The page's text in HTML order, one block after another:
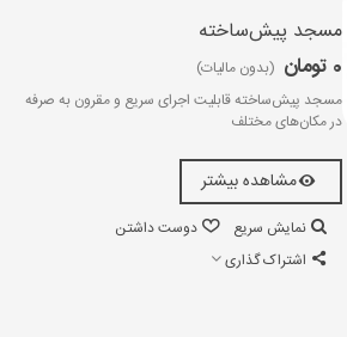
مسجد پیش‌ساخته
0 تومان
(بدون مالیات)
مسجد پیش‌ساخته قابلیت اجرای سریع و مقرون به صرفه
در مکان‌های مختلف
مشاهده بیشتر
نمایش سریع
دوست داشتن
اشتراک گذاری